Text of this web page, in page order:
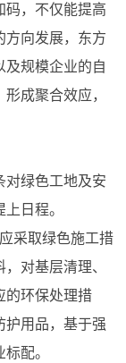
，不仅能提高
方向发展，东方
及规模企业的自
成聚合效应，
绿色工地及安
日程。
采取绿色施工措
对基层清理、
的环保处理措
护用品，基于强
配。